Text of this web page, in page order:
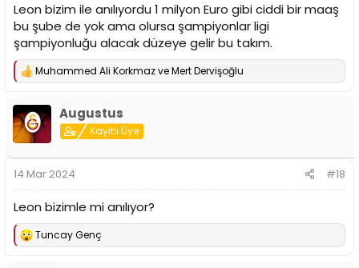
Leon bizim ile anılıyordu 1 milyon Euro gibi ciddi bir maaş
bu şube de yok ama olursa şampiyonlar ligi
şampiyonluğu alacak düzeye gelir bu takım.
T
p
k
i
l
:
Muhammed Ali KorkmazveMert Dervişoğlu
Augustus
Kayıtlı Üye
14 Mar 2024 #18
Leon bizimle mi anılıyor?
T
Tuncay Genç